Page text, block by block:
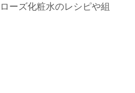
ーズ化粧水のレシピや組